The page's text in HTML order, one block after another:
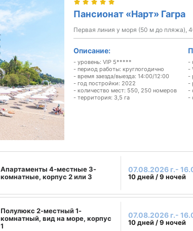
Пансионат «Нарт» Гагра
Первая линия у моря (50 м до пляжа),
Описание:
- уровень: VIP 5*****
- период работы: круглогодично
- время заезда/выезда: 14:00/12:00
- год постройки: 2022
- количество мест: 550, 250 номеров
- территория: 3,5 га
-
-
-
-
-
-
Апартаменты 4-местные 3-
комнатные, корпус 2 или 3
07.08.2026 г.-
10 дней / 9 ночей
Полулюкс 2-местный 1-
комнатный, вид на море, корпус
1
07.08.2026 г.-
10 дней / 9 ночей